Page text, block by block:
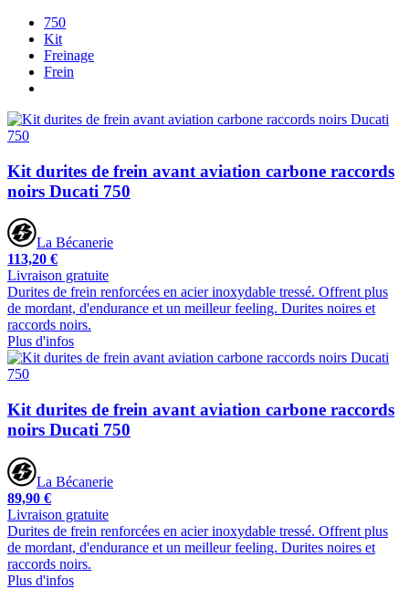
750
Kit
Freinage
Frein
Kit durites de frein avant aviation carbone raccords
noirs Ducati 750
La Bécanerie
113,20 €
Livraison gratuite
Durites de frein renforcées en acier inoxydable tressé. Offrent plus
de mordant, d'endurance et un meilleur feeling. Durites noires et
raccords noirs.
Plus d'infos
Kit durites de frein avant aviation carbone raccords
noirs Ducati 750
La Bécanerie
89,90 €
Livraison gratuite
Durites de frein renforcées en acier inoxydable tressé. Offrent plus
de mordant, d'endurance et un meilleur feeling. Durites noires et
raccords noirs.
Plus d'infos